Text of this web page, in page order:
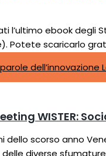
l’ultimo ebook degli
Potete scaricarlo
dell’innovazione
WISTER:
dello scorso anno
diverse